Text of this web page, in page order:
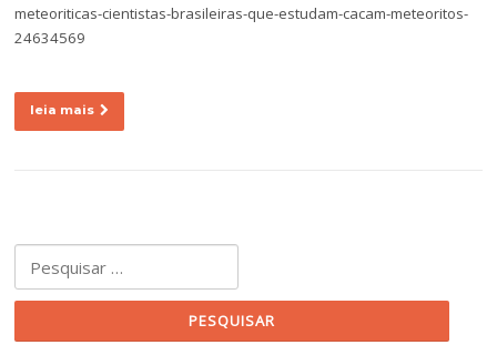
meteoriticas-cientistas-brasileiras-que-estudam-cacam-meteoritos-
24634569
leia mais